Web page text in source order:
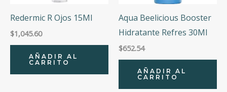
Redermic R Ojos 15Ml
$1,045.60
AÑADIR AL
CARRITO
Aqua Beelicious Booster
Hidratante Refres 30Ml
$652.54
AÑADIR AL
CARRITO